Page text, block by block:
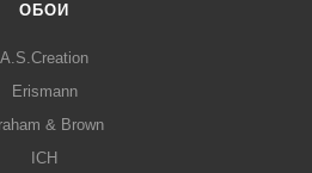
ОБОИ
A.S.Creation
Erismann
& Brown
ICH